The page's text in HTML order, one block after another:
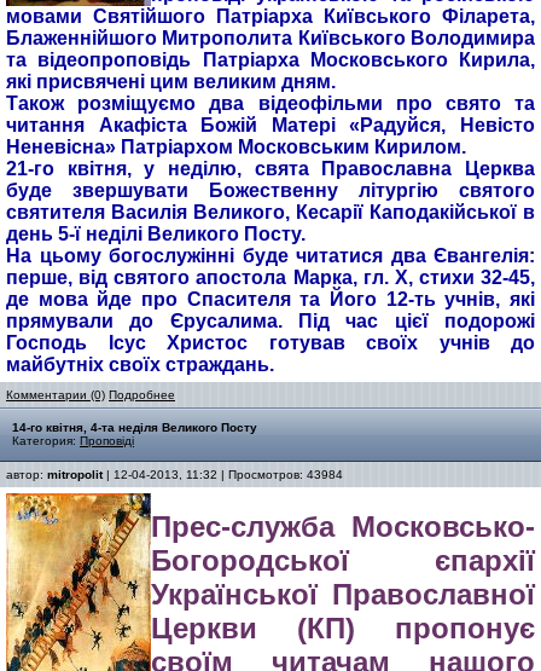
мовами Святійшого Патріарха Київського Філарета,
Блаженнійшого Митрополита Київського Володимира
та відеопроповідь Патріарха Московського Кирила,
які присвячені цим великим дням.
Також розміщуємо два відеофільми про свято та
читання Акафіста Божій Матері «Радуйся, Невісто
Неневісна» Патріархом Московським Кирилом.
21-го квітня, у неділю, свята Православна Церква
буде звершувати Божественну літургію святого
святителя Василія Великого, Кесарії Каподакійської в
день 5-ї неділі Великого Посту.
На цьому богослужінні буде читатися два Євангелія:
перше, від святого апостола Марка, гл. Х, стихи 32-45,
де мова йде про Спасителя та Його 12-ть учнів, які
прямували до Єрусалима. Під час цієї подорожі
Господь Ісус Христос готував своїх учнів до
майбутніх своїх страждань.
Комментарии (0) Подробнее
14-го квітня, 4-та неділя Великого Посту
Категория: Проповіді
автор: mitropolit| 12-04-2013, 11:32 | Просмотров: 43984
Прес-служба Московсько-
Богородської єпархії
Української Православної
Церкви (КП) пропонує
своїм читачам нашого